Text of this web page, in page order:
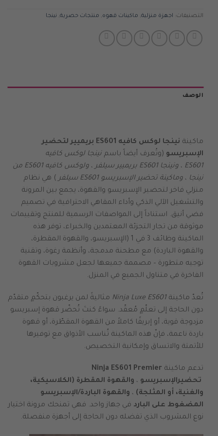
التصنيفات: اجهزة منزلية, ماكينات قهوه, منتجات حصرية, نينجا
الوصف
ماكينة
نينجا لوكس كافيه ES601 بريميير لتحضير
الإسبريسو (وتُعرف أيضاً باسم نينجا لوكس كافيه
ES601 ، ونينجا ES601 بريميير سيلفر ،
ولوكس كافيه ES601 من
نينجا ، وماكينة تحضير الإسبريسو ES601 سيلفر
) هي نظام
منزلي فاخر لتحضير الإسبريسو والقهوة، يجمع بين المرونة
والتشغيل الآلي الذكي وأداء المقاهي الاحترافية في تصميم
فضي أنيق. استناداً إلى المواصفات الرسمية للمنتج وتقييمات
موثوقة من تجار التجزئة المعتمدين والخبراء، توفر هذه
الماكينة وظائف 3 في 1 (الإسبريسو، والقهوة المقطرة،
والقهوة الباردة) مع مطحنة مدمجة، وأنظمة رغوة، وتقنية
توجيه متطورة – مصممة جميعها لجعل مشروبات القهوة
الفاخرة في متناول الجميع في المنزل.
تُعدّ ماكينة Ninja Luxe ES601 مثاليةً لمن يرغبون بتحكّمٍ متقدّم
دون الحاجة إلى تعلّمٍ مُعقّد. سواءً كنتَ تُحضّر قهوة إسبريسو
مزدوجة قوية، أو إبريقًا كاملاً من القهوة المقطّرة، أو قهوة
باردة ناعمة، فإنّ هذه الماكينة تُناسب الأذواق مع توفيرها
للأتمتة والاتساق وإمكانية التخصيص.
تدعم ماكينة Ninja ES601 Premier
الإسبريسو ، والقهوة المقطرة (الكلاسيكية،
والغنية، أو المثلجة) ، والقهوة الباردة/الإسبريسو
المضغوط على البارد في جهاز واحد. فهي تمنحك مرونة اختيار
نوع المشروب الذي تفضله دون الحاجة إلى أجهزة منفصلة.